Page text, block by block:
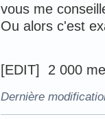
vous me
Ou alors c'est
[EDIT] 2 000
Dernière